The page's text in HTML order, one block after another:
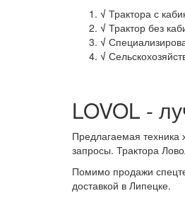
√ Трактора с
√ Трактор без
√
√
LOVOL -
Предлагаемая
запросы. Трактора
Помимо продажи
доставкой в Липецке.